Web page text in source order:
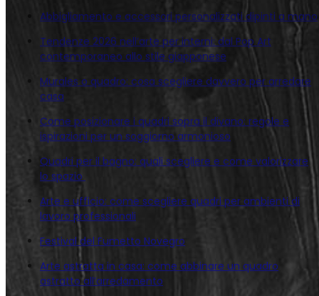
Abbigliamento e accessori personalizzati dipinti a mano
Tendenze 2026 nell’arte per interni: dal Pop Art
contemporaneo allo stile giapponese
Murales o quadro: cosa scegliere davvero per arredare
casa
Come posizionare i quadri sopra il divano: regole e
ispirazioni per un soggiorno armonioso
Quadri per il bagno: quali scegliere e come valorizzare
lo spazio
Arte e ufficio: come scegliere quadri per ambienti di
lavoro professionali
Festival del Fumetto Novegro
Arte astratta in casa: come abbinare un quadro
astratto all’arredamento